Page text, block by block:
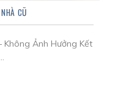
CŨ
Không Ảnh Hưởng Kết